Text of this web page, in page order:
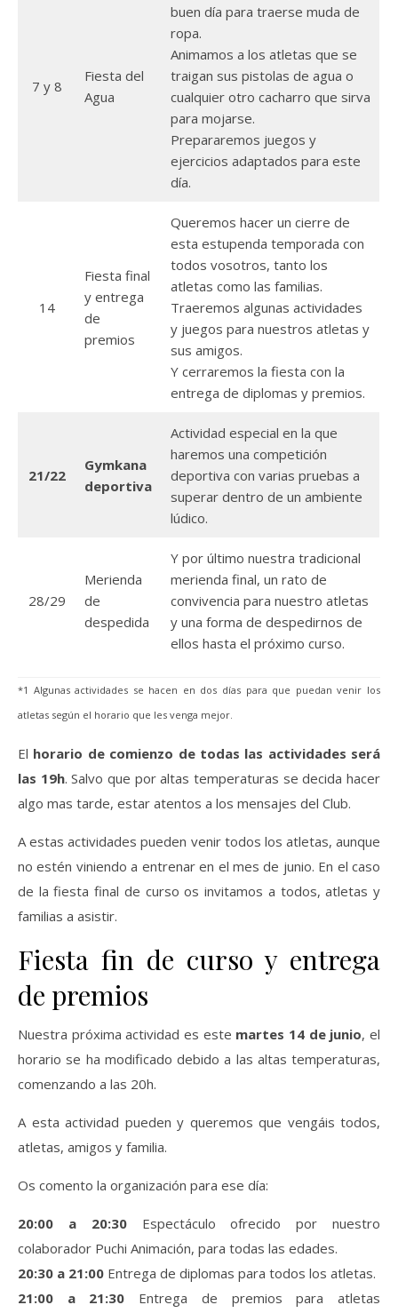
7 y 8
Fiesta del
Agua
buen día para traerse muda de
ropa.
Animamos a los atletas que se
traigan sus pistolas de agua o
cualquier otro cacharro que sirva
para mojarse.
Prepararemos juegos y
ejercicios adaptados para este
día.
14
Fiesta final
y entrega
de
premios
Queremos hacer un cierre de
esta estupenda temporada con
todos vosotros, tanto los
atletas como las familias.
Traeremos algunas actividades
y juegos para nuestros atletas y
sus amigos.
Y cerraremos la fiesta con la
entrega de diplomas y premios.
21/22
Gymkana
deportiva
Actividad especial en la que
haremos una competición
deportiva con varias pruebas a
superar dentro de un ambiente
lúdico.
28/29
Merienda
de
despedida
Y por último nuestra tradicional
merienda final, un rato de
convivencia para nuestro atletas
y una forma de despedirnos de
ellos hasta el próximo curso.
*1 Algunas actividades se hacen en dos días para que puedan venir los
atletas según el horario que les venga mejor.
El horario de comienzo de todas las actividades será
las 19h. Salvo que por altas temperaturas se decida hacer
algo mas tarde, estar atentos a los mensajes del Club.
A estas actividades pueden venir todos los atletas, aunque
no estén viniendo a entrenar en el mes de junio. En el caso
de la fiesta final de curso os invitamos a todos, atletas y
familias a asistir.
Fiesta fin de curso y entrega
de premios
Nuestra próxima actividad es este martes 14 de junio, el
horario se ha modificado debido a las altas temperaturas,
comenzando a las 20h.
A esta actividad pueden y queremos que vengáis todos,
atletas, amigos y familia.
Os comento la organización para ese día:
20:00 a 20:30Espectáculo ofrecido por nuestro
colaborador Puchi Animación, para todas las edades.
20:30 a 21:00 Entrega de diplomas para todos los atletas.
21:00 a 21:30 Entrega de premios para atletas